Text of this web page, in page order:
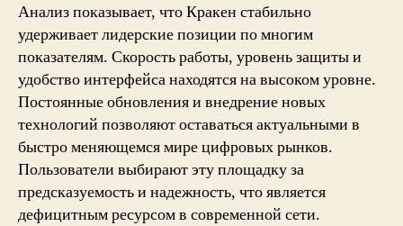
Анализ показывает, что Кракен стабильно
удерживает лидерские позиции по многим
показателям. Скорость работы, уровень защиты и
удобство интерфейса находятся на высоком уровне.
Постоянные обновления и внедрение новых
технологий позволяют оставаться актуальными в
быстро меняющемся мире цифровых рынков.
Пользователи выбирают эту площадку за
предсказуемость и надежность, что является
дефицитным ресурсом в современной сети.